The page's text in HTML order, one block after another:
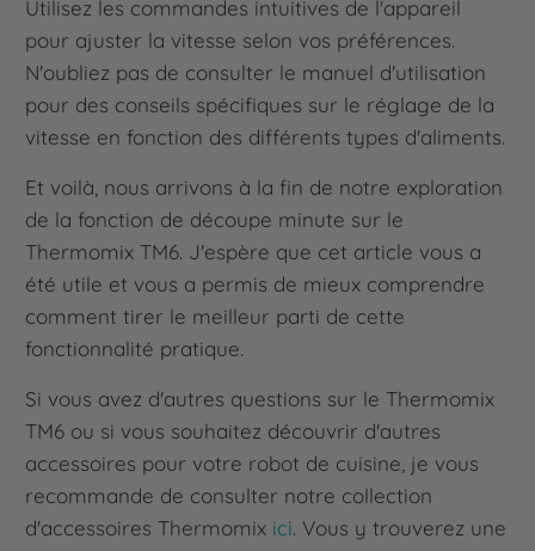
Utilisez les commandes intuitives de l'appareil
pour ajuster la vitesse selon vos préférences.
N'oubliez pas de consulter le manuel d'utilisation
pour des conseils spécifiques sur le réglage de la
vitesse en fonction des différents types d'aliments.
Et voilà, nous arrivons à la fin de notre exploration
de la fonction de découpe minute sur le
Thermomix TM6. J'espère que cet article vous a
été utile et vous a permis de mieux comprendre
comment tirer le meilleur parti de cette
fonctionnalité pratique.
Si vous avez d'autres questions sur le Thermomix
TM6 ou si vous souhaitez découvrir d'autres
accessoires pour votre robot de cuisine, je vous
recommande de consulter notre collection
d'accessoires Thermomix ici. Vous y trouverez une